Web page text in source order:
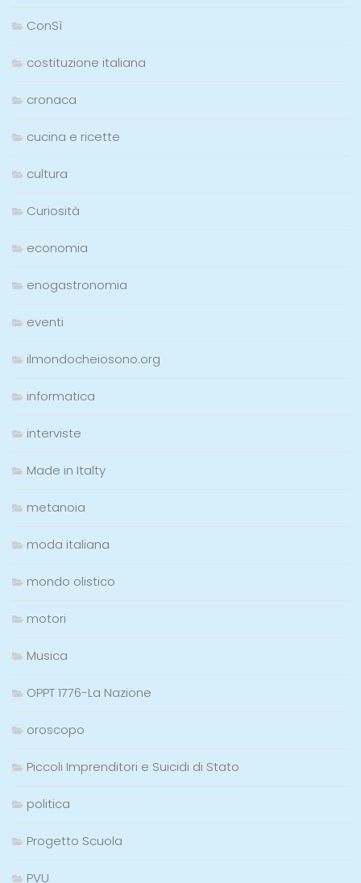
ConSì
costituzione italiana
cronaca
cucina e ricette
cultura
Curiosità
economia
enogastronomia
eventi
ilmondocheiosono.org
informatica
interviste
Made in Italty
metanoia
moda italiana
mondo olistico
motori
Musica
OPPT 1776-La Nazione
oroscopo
Piccoli Imprenditori e Suicidi di Stato
politica
Progetto Scuola
PVU